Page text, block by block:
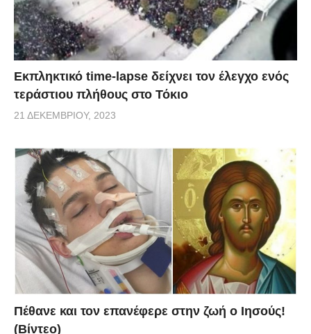
Εκπληκτικό time-lapse δείχνει τον έλεγχο ενός
τεράστιου πλήθους στο Τόκιο
21 ΔΕΚΕΜΒΡΊΟΥ, 2023
Πέθανε και τον επανέφερε στην ζωή ο Ιησούς!
(Βίντεο)